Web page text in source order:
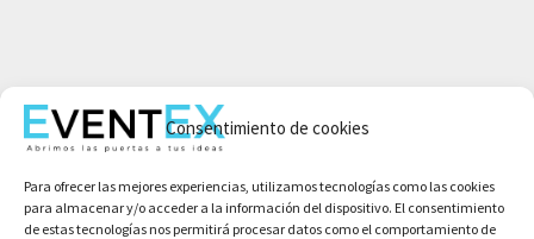
Consentimiento de cookies
Para ofrecer las mejores experiencias, utilizamos tecnologías como las cookies
para almacenar y/o acceder a la información del dispositivo. El consentimiento
de estas tecnologías nos permitirá procesar datos como el comportamiento de
Aviso legal
Política de privacidad
Condiciones de compra
Política de cookies